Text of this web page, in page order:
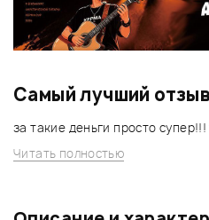
Самый лучший отзыв
за такие деньги просто
Читать полностью